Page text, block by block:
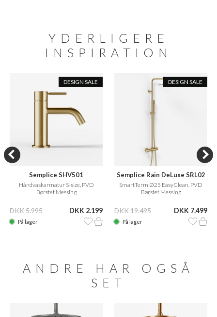
YDERLIGERE
INSPIRATION
DESIGN SALE
Semplice SHV501
Håndvaskarmatur S-size, PVD
Børstet Messing
DKK 5.995 DKK 2.199
På lager
DESIGN SALE
Semplice Rain DeLuxe SRL02
SmartTerm Ø25 EasyClean, PVD
Børstet Messing
DKK 19.495 DKK 7.499
På lager
ANDRE HAR OGSÅ
SET